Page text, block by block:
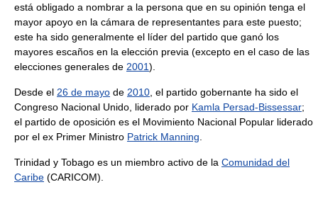
está obligado a nombrar a la persona que en su opinión tenga el
mayor apoyo en la cámara de representantes para este puesto;
este ha sido generalmente el líder del partido que ganó los
mayores escaños en la elección previa (excepto en el caso de las
elecciones generales de 2001).
Desde el 26 de mayo de 2010 , el partido gobernante ha sido el
Congreso Nacional Unido, liderado por Kamla Persad-Bissessar;
el partido de oposición es el Movimiento Nacional Popular liderado
por el ex Primer Ministro Patrick Manning
Trinidad y Tobago es un miembro activo de la Comunidad del
Caribe (CARICOM).